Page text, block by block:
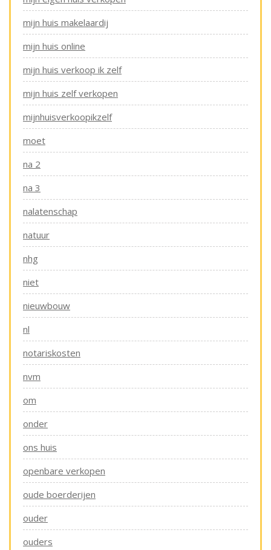
mijn huis makelaardij
mijn huis online
mijn huis verkoop ik zelf
mijn huis zelf verkopen
mijnhuisverkoopikzelf
moet
na 2
na 3
nalatenschap
natuur
nhg
niet
nieuwbouw
nl
notariskosten
nvm
om
onder
ons huis
openbare verkopen
oude boerderijen
ouder
ouders